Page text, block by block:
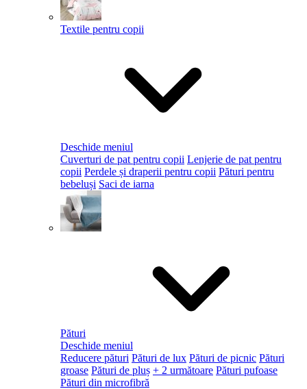
Textile pentru copii
Deschide meniul
Cuverturi de pat pentru copii Lenjerie de pat pentru
copii Perdele și draperii pentru copii Pături pentru
bebeluși Saci de iarna
Pături
Deschide meniul
Reducere pături Pături de lux Pături de picnic Pături
groase Pături de pluș + 2 următoare Pături pufoase
Pături din microfibră